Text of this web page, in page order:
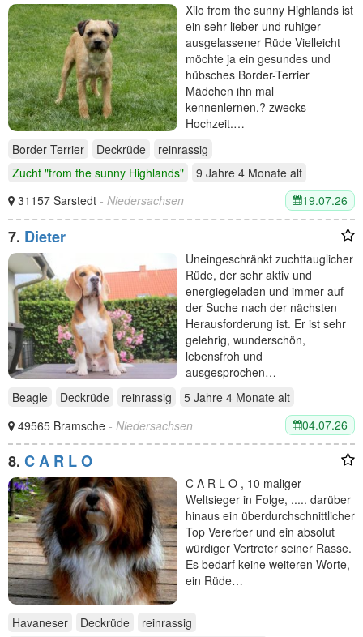
Xilo from the sunny Highlands ist
ein sehr lieber und ruhiger
ausgelassener Rüde Vielleicht
möchte ja ein gesundes und
hübsches Border-Terrier
Mädchen ihn mal
kennenlernen,? zwecks
Hochzeit.…
Border Terrier
Deckrüde
reinrassig
Zucht "from the sunny Highlands"
9 Jahre 4 Monate alt
31157 Sarstedt - Niedersachsen 19.07.26
7. Dieter
Uneingeschränkt zuchttauglicher
Rüde, der sehr aktiv und
energiegeladen und immer auf
der Suche nach der nächsten
Herausforderung ist. Er ist sehr
gelehrig, wunderschön,
lebensfroh und
ausgesprochen…
Beagle
Deckrüde reinrassig 5 Jahre 4 Monate alt
49565 Bramsche - Niedersachsen 04.07.26
8. C A R L O
C A R L O , 10 maliger
Weltsieger in Folge, ..... darüber
hinaus ein überdurchschnittlicher
Top Vererber und ein absolut
würdiger Vertreter seiner Rasse.
Es bedarf keine weiteren Worte,
ein Rüde…
Havaneser Deckrüde
reinrassig